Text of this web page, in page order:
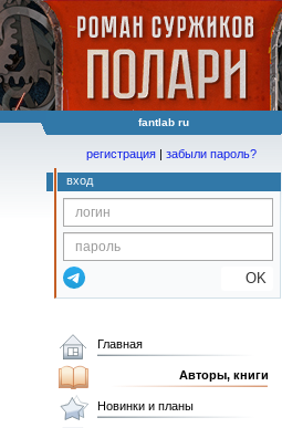
fantlab ru
регистрация | забыли пароль?
вход
OK
Главная
Авторы, книги
Новинки и планы